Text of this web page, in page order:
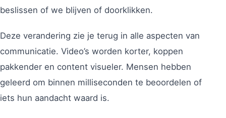
beslissen of we blijven of doorklikken.
Deze verandering zie je terug in alle aspecten van
communicatie. Video’s worden korter, koppen
pakkender en content visueler. Mensen hebben
geleerd om binnen milliseconden te beoordelen of
iets hun aandacht waard is.